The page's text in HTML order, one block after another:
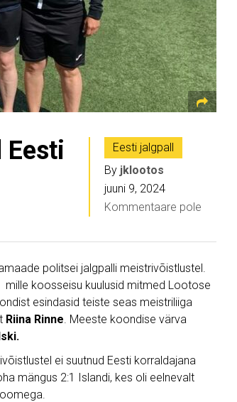
Eesti
Eesti jalgpall
By jklootos
juuni 9, 2024
Kommentaare pole
politsei jalgpalli meistrivõistlustel.
mille koosseisu kuulusid mitmed Lootose
esindasid teiste seas meistriliiga
Riina Rinne. Meeste koondise värva
ei suutnud Eesti korraldajana
mängus 2:1 Islandi, kes oli eelnevalt